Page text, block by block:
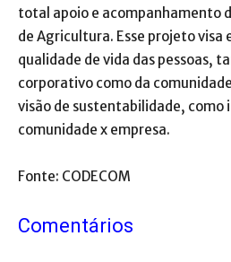
total apoio e acompanhamento
de Agricultura. Esse projeto visa
qualidade de vida das pessoas,
corporativo como da
visão de sustentabilidade, como
comunidade x empresa.
Fonte: CODECOM
Comentários